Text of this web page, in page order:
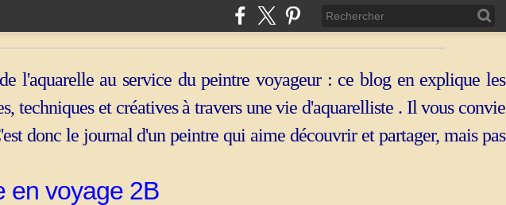
l'aquarelle au service du peintre voyageur : ce blog en explique les
techniques et créatives à travers une vie d'aquarelliste . Il vous convie
donc le journal d'un peintre qui aime découvrir et partager, mais pas